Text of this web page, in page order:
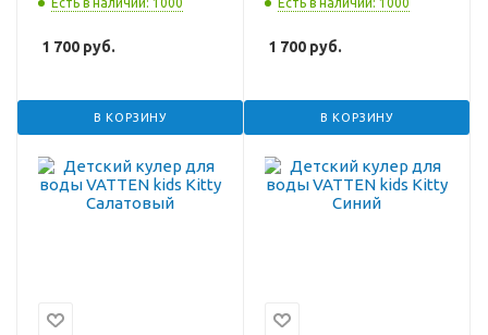
Есть в наличии: 1000
1 700 руб.
В КОРЗИНУ
Есть в наличии: 1000
1 700 руб.
В КОРЗИНУ